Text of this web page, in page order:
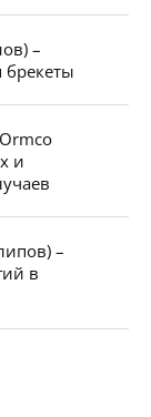
–
брекеты
и
–
в